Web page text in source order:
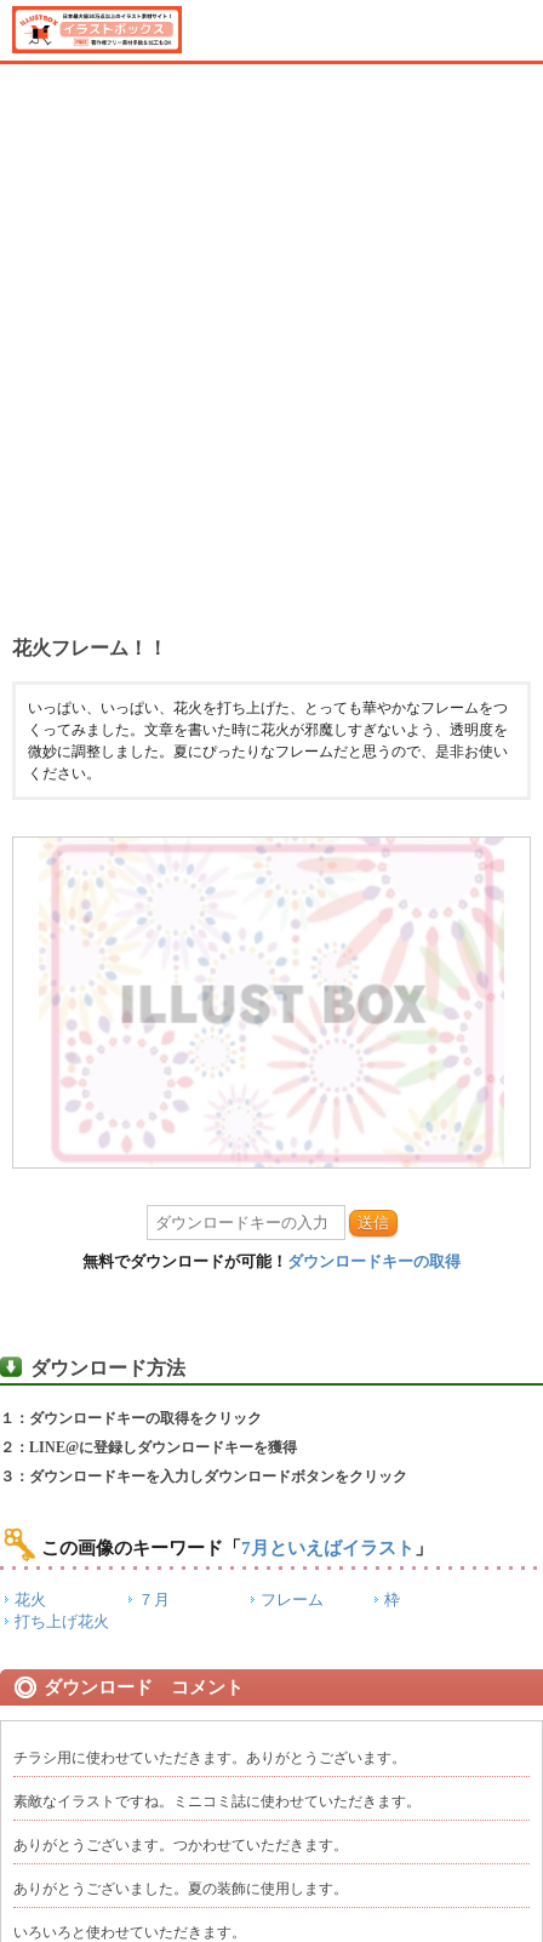
花火フレーム！！
いっぱい、いっぱい、花火を打ち上げた、とっても華やかなフレームをつ
くってみました。文章を書いた時に花火が邪魔しすぎないよう、透明度を
微妙に調整しました。夏にぴったりなフレームだと思うので、是非お使い
ください。
送信
無料でダウンロードが可能！ ダウンロードキーの取得
ダウンロード方法
１：ダウンロードキーの取得をクリック
２：LINE@に登録しダウンロードキーを獲得
３：ダウンロードキーを入力しダウンロードボタンをクリック
この画像のキーワード 「 7月といえばイラスト 」
花火 ７月 フレーム
枠
打ち上げ花火
ダウンロード コメント
チラシ用に使わせていただきます。ありがとうございます。
素敵なイラストですね。ミニコミ誌に使わせていただきます。
ありがとうございます。つかわせていただきます。
ありがとうございました。夏の装飾に使用します。
いろいろと使わせていただきます。